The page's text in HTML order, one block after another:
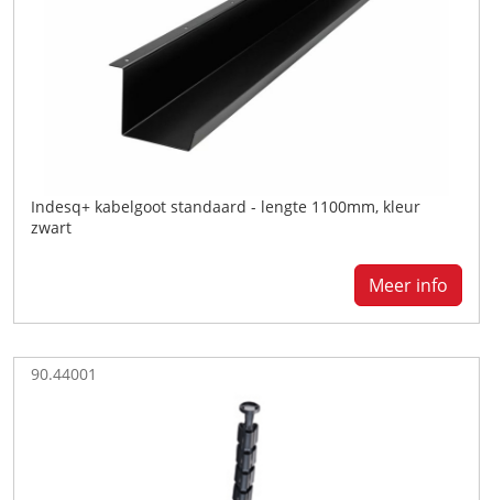
Indesq+ kabelgoot standaard - lengte 1100mm, kleur
zwart
Meer info
90.44001